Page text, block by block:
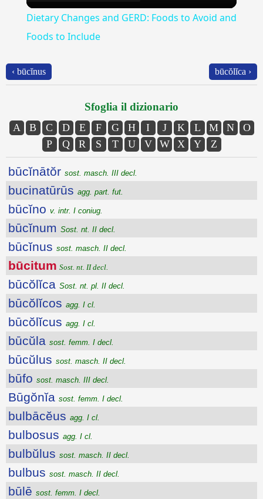
Dietary Changes and GERD: Foods to Avoid and
Foods to Include
‹ būcĭnus būcŏlĭca ›
Sfoglia il dizionario
A B C D E F G H I J K L M N
O
P
Q R S T U V W X Y Z
būcĭnātŏr sost. masch. III decl.
bucinatūrūs agg. part. fut.
būcĭno v. intr. I coniug.
būcĭnum Sost. nt. II decl.
būcĭnus sost. masch. II decl.
būcitum Sost. nt. II decl.
būcŏlĭca Sost. nt. pl. II decl.
būcŏlĭcos agg. I cl.
būcŏlĭcus agg. I cl.
būcŭla sost. femm. I decl.
būcŭlus sost. masch. II decl.
būfo sost. masch. III decl.
Būgŏnĭa sost. femm. I decl.
bulbācĕus agg. I cl.
bulbosus agg. I cl.
bulbŭlus sost. masch. II decl.
bulbus sost. masch. II decl.
būlē sost. femm. I decl.